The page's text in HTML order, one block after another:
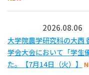
2026.08.06
大学院農学研究科の大西
学会大会において「学生
た。【7月14日（火）】